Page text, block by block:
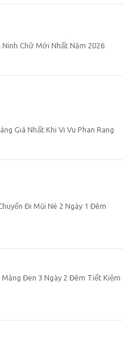
Ninh Chữ Mới Nhất Năm 2026
Giá Nhất Khi Vi Vu Phan Rang
Đi Mũi Né 2 Ngày 1 Đêm
Đen 3 Ngày 2 Đêm Tiết Kiệm